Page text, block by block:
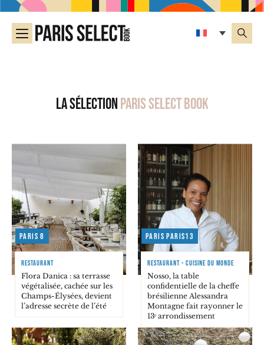
La sélectionParis Select Book
Paris 8
RESTAURANT
Flora Danica : sa terrasse
végétalisée, cachée sur les
Champs-Élysées, devient
l’adresse secrète de l’été
Paris paris13
RESTAURANT - CUISINE DU MONDE
Nosso, la table
confidentielle de la cheffe
brésilienne Alessandra
Montagne fait rayonner le
13ᵉ arrondissement